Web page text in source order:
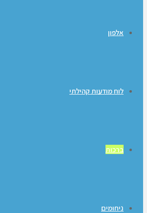
אלפון
לוח מודעות קהילתי
ברכות
ניחומים